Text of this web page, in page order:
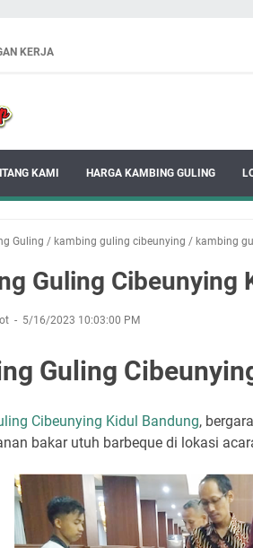
KERJA
KAMI HARGA KAMBING GULING
Guling / kambing guling cibeunying / kambing
Guling Cibeunying
5/16/2023 10:03:00 PM
Guling
Cibeunying Kidul Bandung,
bakar utuh barbeque di lokasi